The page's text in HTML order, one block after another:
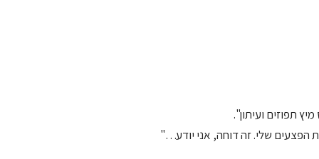
תפוזים ועיתון".
הפצעים שלי. זה דוחה, אני יודע…"